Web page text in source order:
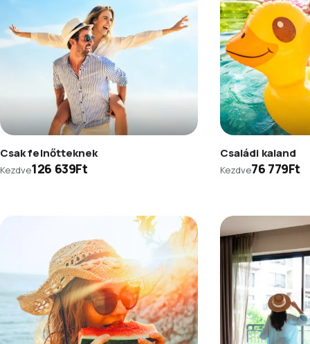
Csak felnőtteknek
Kezdve126 639Ft
Családi kaland
Kezdve76 779Ft